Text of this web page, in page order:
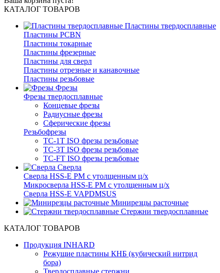
КАТАЛОГ ТОВАРОВ
Пластины твердосплавные
Пластины PCBN
Пластины токарные
Пластины фрезерные
Пластины для сверл
Пластины отрезные и канавочные
Пластины резьбовые
Фрезы
Фрезы твердосплавные
Концевые фрезы
Радиусные фрезы
Сферические фрезы
Резьбофрезы
TC-1T ISO фрезы резьбовые
TC-3T ISO фрезы резьбовые
TC-FT ISO фрезы резьбовые
Сверла
Cверла HSS-E PM c утолщенным ц/х
Микросверла HSS-E PM c утолщенным ц/х
Сверла HSS-E VAPDMSUS
Минирезцы расточные
Cтержни твердосплавные
КАТАЛОГ ТОВАРОВ
Продукция INHARD
Режущие пластины КНБ (кубический нитрид
бора)
Твердосплавные стержни